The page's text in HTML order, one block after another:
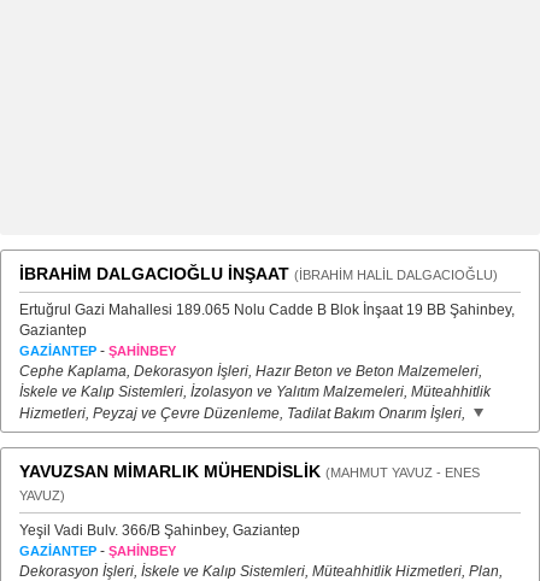
İBRAHİM DALGACIOĞLU İNŞAAT (İBRAHİM HALİL DALGACIOĞLU)
Ertuğrul Gazi Mahallesi 189.065 Nolu Cadde B Blok İnşaat 19 BB Şahinbey,
Gaziantep
GAZİANTEP - ŞAHİNBEY
Cephe Kaplama, Dekorasyon İşleri, Hazır Beton ve Beton Malzemeleri,
İskele ve Kalıp Sistemleri, İzolasyon ve Yalıtım Malzemeleri, Müteahhitlik
Hizmetleri, Peyzaj ve Çevre Düzenleme, Tadilat Bakım Onarım İşleri,
YAVUZSAN MİMARLIK MÜHENDİSLİK (MAHMUT YAVUZ - ENES
YAVUZ)
Yeşil Vadi Bulv. 366/B Şahinbey, Gaziantep
GAZİANTEP - ŞAHİNBEY
Dekorasyon İşleri, İskele ve Kalıp Sistemleri, Müteahhitlik Hizmetleri, Plan,